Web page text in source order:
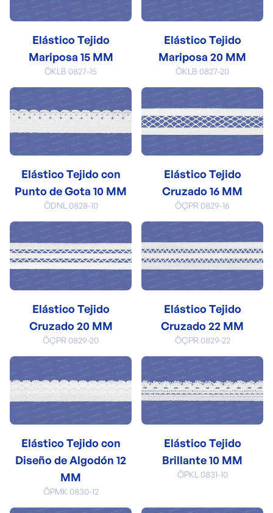
Elástico Tejido
Mariposa 15 MM
ÖKLB 0827-15
Elástico Tejido
Mariposa 20 MM
ÖKLB 0827-20
Elástico Tejido con
Punto de Gota 10 MM
ÖDNL 0828-10
Elástico Tejido
Cruzado 16 MM
ÖÇPR 0829-16
Elástico Tejido
Cruzado 20 MM
ÖÇPR 0829-20
Elástico Tejido
Cruzado 22 MM
ÖÇPR 0829-22
Elástico Tejido con
Diseño de Algodón 12
MM
ÖPMK 0830-12
Elástico Tejido
Brillante 10 MM
ÖPKL 0831-10